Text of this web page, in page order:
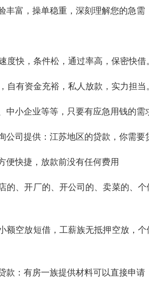
丰富，操单稳重，深刻理解您的急
度快，条件松，通过率高，保密快借
自有资金充裕，私人放款，实力担当
中小企业等等，只要有应急用钱的
公司提供：江苏地区的贷款，你需
便快捷，放款前没有任何费用
的、开厂的、开公司的、卖菜的、
额空放短借，工薪族无抵押空放，
款：有房一族提供材料可以直接申